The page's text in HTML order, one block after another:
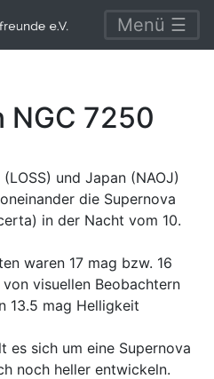
Menü ☰
NGC 7250
und Japan (NAOJ)
die Supernova
in der Nacht vom 10.
waren 17 mag bzw. 16
visuellen Beobachtern
13.5 mag Helligkeit
es sich um eine Supernova
noch heller entwickeln.